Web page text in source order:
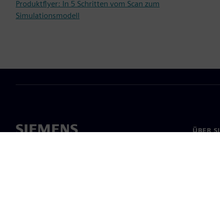
Produktflyer: In 5 Schritten vom Scan zum
Simulationsmodell
ÜBER